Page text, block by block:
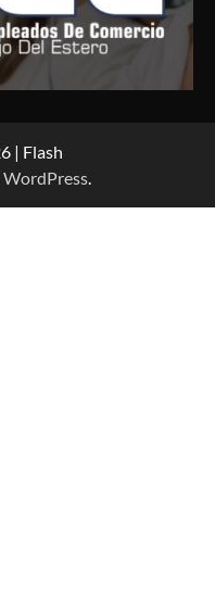
| Flash
WordPress.